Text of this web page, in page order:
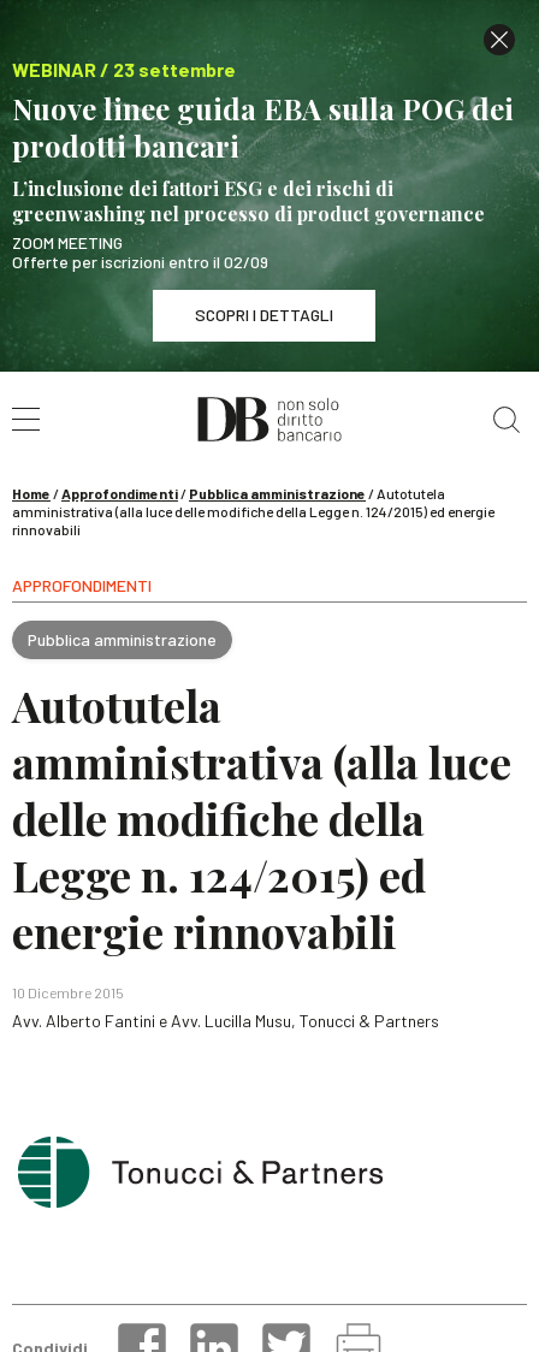
WEBINAR / 23 settembre
Nuove linee guida EBA sulla POG dei
prodotti bancari
L’inclusione dei fattori ESG e dei rischi di
greenwashing nel processo di product governance
ZOOM MEETING
Offerte per iscrizioni entro il 02/09
SCOPRI I DETTAGLI
WEBINAR / 23 settembre
Nuove linee guida EBA sulla POG dei prodotti
SCOPRI I DETTAGLI
Home /Approfondimenti/ Pubblica amministrazione /Autotutela
amministrativa (alla luce delle modifiche della Legge n. 124/2015) ed energie
rinnovabili
APPROFONDIMENTI
Pubblica amministrazione
Autotutela
amministrativa (alla luce
delle modifiche della
Legge n. 124/2015) ed
energie rinnovabili
10 Dicembre 2015
Avv. Alberto Fantini e Avv. Lucilla Musu, Tonucci & Partners
Condividi